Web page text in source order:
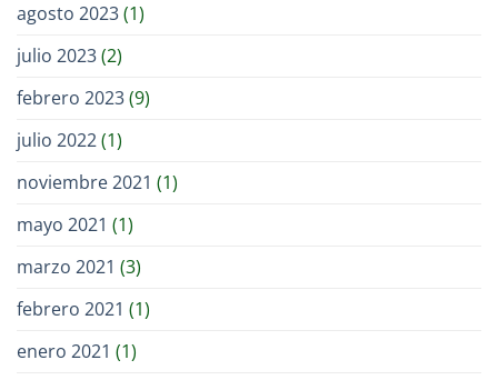
agosto 2023(1)
julio 2023(2)
febrero 2023(9)
julio 2022(1)
noviembre 2021 (1)
mayo 2021 (1)
marzo 2021 (3)
febrero 2021 (1)
enero 2021 (1)